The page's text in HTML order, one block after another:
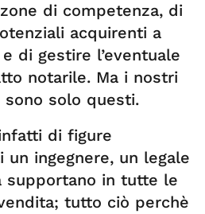
di competenza, di
acquirenti a
di gestire l’eventuale
notarile. Ma i nostri
solo questi.
di figure
ingegnere, un legale
supportano in tutte le
tutto ciò perchè